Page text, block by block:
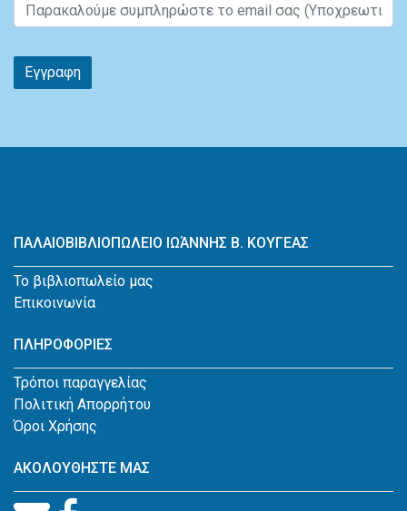
Εγγραφη
ΠΑΛΑΙΟΒΙΒΛΙΟΠΩΛΕΙΟ ΙΩΆΝΝΗΣ Β. ΚΟΥΓΕΑΣ
Το βιβλιοπωλείο μας
Επικοινωνία
ΠΛΗΡΟΦΟΡΙΕΣ
Τρόποι παραγγελίας
Πολιτική Απορρήτου
Όροι Χρήσης
ΑΚΟΛΟΥΘΗΣΤΕ ΜΑΣ